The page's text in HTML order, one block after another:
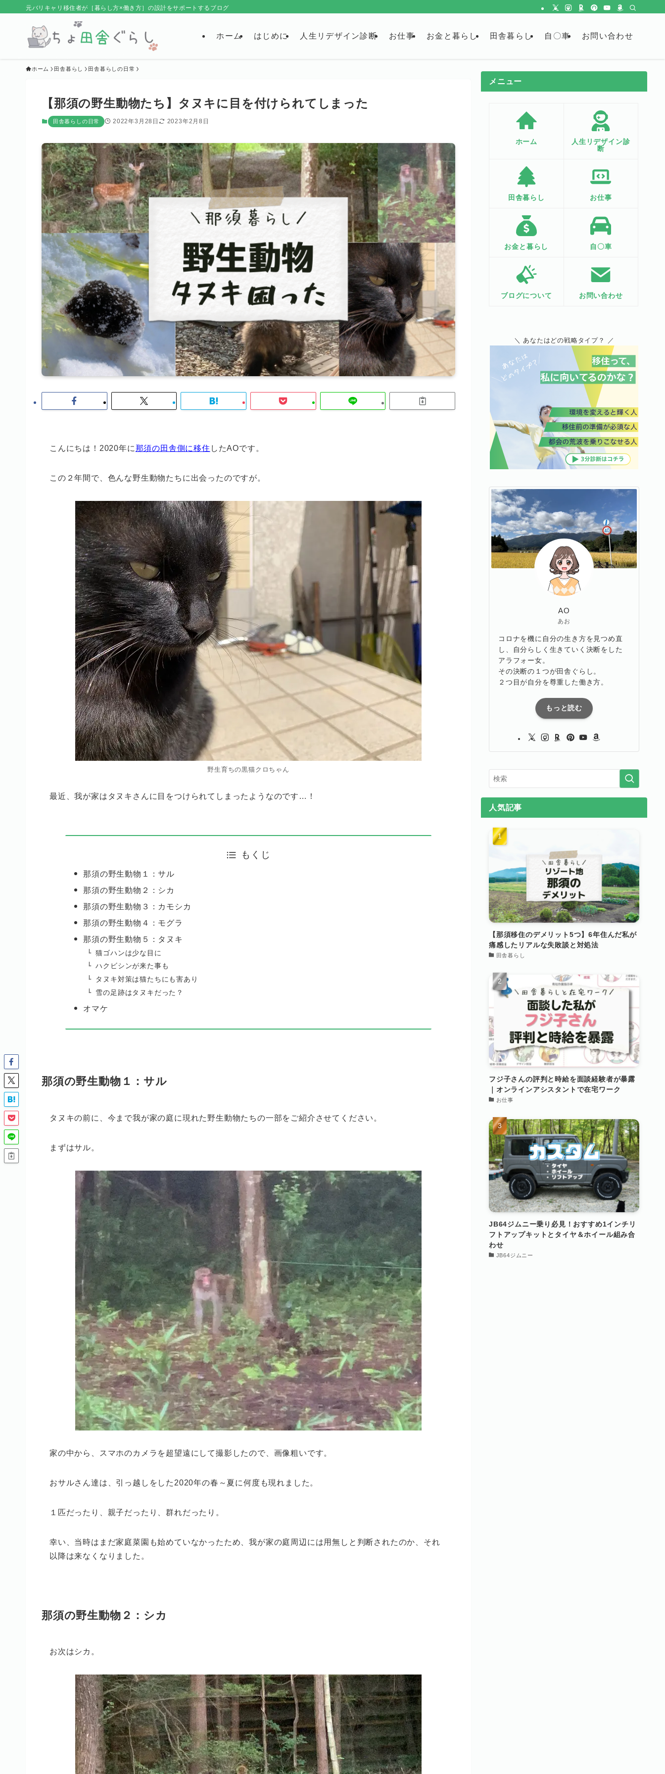
元バリキャリ移住者が［暮らし方×働き方］の設計をサポートするブログ
ホーム はじめに 人生リデザイン診断 お仕事 お金と暮らし 田舎暮らし 自〇車 お問い合わせ
ホーム 田舎暮らし 田舎暮らしの日常
【那須の野生動物たち】タヌキに目を付けられてしまった
田舎暮らしの日常 2022年3月28日 2023年2月8日
こんにちは！2020年に那須の田舎側に移住 したAOです。
この２年間で、色んな野生動物たちに出会ったのですが。
野生育ちの黒猫クロちゃん
最近、我が家はタヌキさんに目をつけられてしまったようなのです…！
もくじ
那須の野生動物１：サル
那須の野生動物２：シカ
那須の野生動物３：カモシカ
那須の野生動物４：モグラ
那須の野生動物５：タヌキ
猫ゴハンは少な目に
ハクビシンが来た事も
タヌキ対策は猫たちにも害あり
雪の足跡はタヌキだった？
オマケ
那須の野生動物１：サル
タヌキの前に、今まで我が家の庭に現れた野生動物たちの一部をご紹介させてください。
まずはサル。
家の中から、スマホのカメラを超望遠にして撮影したので、画像粗いです。
おサルさん達は、引っ越しをした2020年の春～夏に何度も現れました。
１匹だったり、親子だったり、群れだったり。
幸い、当時はまだ家庭菜園も始めていなかったため、我が家の庭周辺には用無しと判断されたのか、それ
以降は来なくなりました。
那須の野生動物２：シカ
お次はシカ。
メニュー
ホーム
人生リデザイン診
断
田舎暮らし お仕事
お金と暮らし 自〇車
ブログについて お問い合わせ
＼ あなたはどの戦略タイプ？ ／
AO
あお
コロナを機に自分の生き方を見つめ直
し、自分らしく生きていく決断をした
アラフォー女。
その決断の１つが田舎ぐらし。
２つ目が自分を尊重した働き方。
もっと読む
人気記事
【那須移住のデメリット5つ】6年住んだ私が
痛感したリアルな失敗談と対処法
田舎暮らし
フジ子さんの評判と時給を面談経験者が暴露
｜オンラインアシスタントで在宅ワーク
お仕事
JB64ジムニー乗り必見！おすすめ1インチリ
フトアップキットとタイヤ＆ホイール組み合
わせ
JB64ジムニー